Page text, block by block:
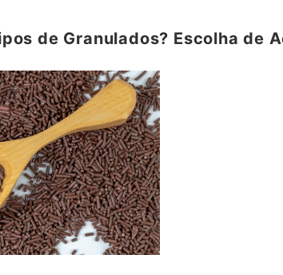
de Granulados? Escolha de